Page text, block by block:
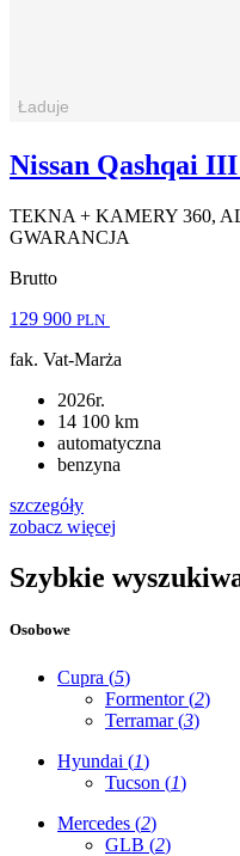
Nissan Qashqai
TEKNA + KAMERY 360,
GWARANCJA
Brutto
129 900 PLN
fak. Vat-Marża
2026r.
14 100 km
automatyczna
benzyna
szczegóły
zobacz więcej
Szybkie
Osobowe
Cupra (5)
Formentor (2)
Terramar (3)
Hyundai (1)
Tucson (1)
Mercedes (2)
GLB (2)